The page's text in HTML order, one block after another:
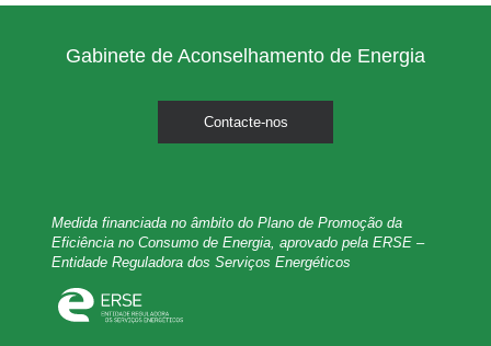
Gabinete de Aconselhamento de Energia
Contacte-nos
Medida financiada no âmbito do Plano de Promoção da
Eficiência no Consumo de Energia, aprovado pela ERSE –
Entidade Reguladora dos Serviços Energéticos